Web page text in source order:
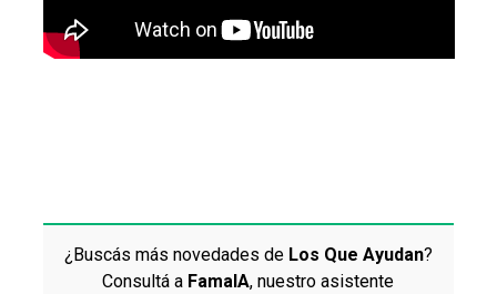
¿Buscás más novedades de Los Que Ayudan?
Consultá a FamaIA, nuestro asistente